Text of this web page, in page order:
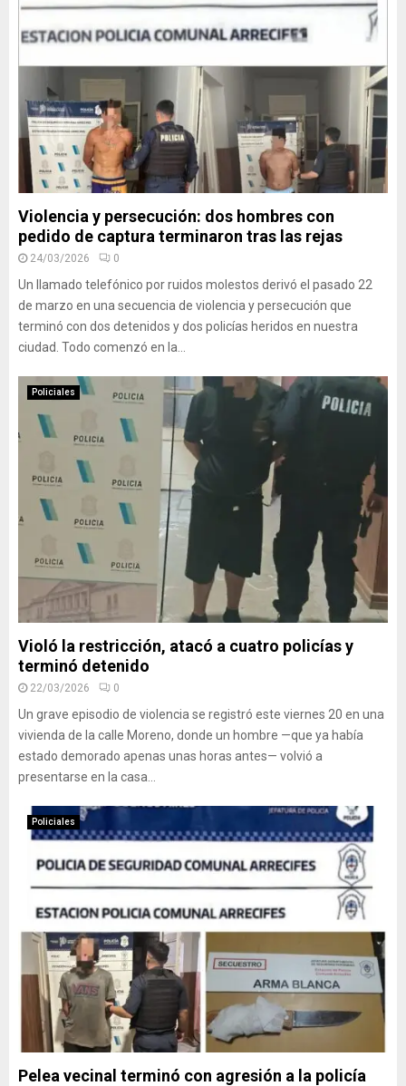
Violencia y persecución: dos hombres con
pedido de captura terminaron tras las rejas
24/03/2026 0
Un llamado telefónico por ruidos molestos derivó el pasado 22
de marzo en una secuencia de violencia y persecución que
terminó con dos detenidos y dos policías heridos en nuestra
ciudad. Todo comenzó en la...
Policiales
Violó la restricción, atacó a cuatro policías y
terminó detenido
22/03/2026 0
Un grave episodio de violencia se registró este viernes 20 en una
vivienda de la calle Moreno, donde un hombre —que ya había
estado demorado apenas unas horas antes— volvió a
presentarse en la casa...
Policiales
Pelea vecinal terminó con agresión a la policía